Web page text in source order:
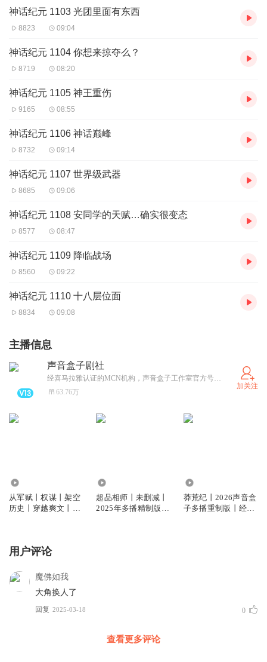
神话纪元 1103 光团里面有东西
8823 09:04
神话纪元 1104 你想来掠夺么？
8719 08:20
神话纪元 1105 神王重伤
9165 08:55
神话纪元 1106 神话巅峰
8732 09:14
神话纪元 1107 世界级武器
8685 09:06
神话纪元 1108 安同学的天赋…确实很变态
8577 08:47
神话纪元 1109 降临战场
8560 09:22
神话纪元 1110 十八层位面
8834 09:08
主播信息
声音盒子剧社
经喜马拉雅认证的MCN机构，声音盒子工作室官方号。合作请联系！ 本账号关注的主播为工作室签约认证主播。
63.76万
加关注
从军赋丨权谋丨架空
历史丨穿越爽文丨多
超品相师丨未删减丨
2025年多播精制版丨
莽荒纪丨2026声音盒
子多播重制版丨经典
用户评论
魔佛如我
大角换人了
回复 2025-03-18 0
查看更多评论